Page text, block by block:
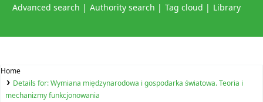
Advanced search Authority search Tag cloud Library
Home
Details for:Wymiana międzynarodowa i gospodarka światowa. Teoria i
mechanizmy funkcjonowania